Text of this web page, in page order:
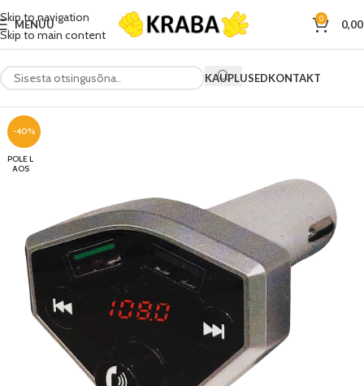
Skip to navigation
Skip to main content
MENÜÜ 0
KAUPLUSEDKONTAKT
-40%
POLE L
AOS